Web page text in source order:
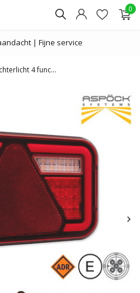
0
| Aantrekkelijke prijzen
4 func...